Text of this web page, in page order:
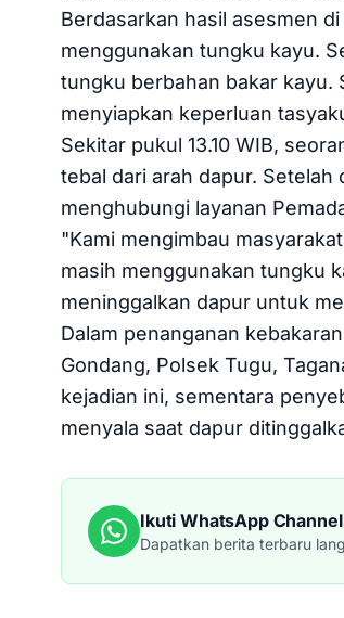
Berdasarkan hasil asesmen
menggunakan tungku kayu.
tungku berbahan bakar kayu.
menyiapkan keperluan
Sekitar pukul 13.10 WIB,
tebal dari arah dapur.
menghubungi layanan
"Kami mengimbau
masih menggunakan tungku
meninggalkan dapur untuk
Dalam penanganan
Gondang, Polsek Tugu,
kejadian ini, sementara
menyala saat dapur
Ikuti WhatsApp Channel
Dapatkan berita terbaru